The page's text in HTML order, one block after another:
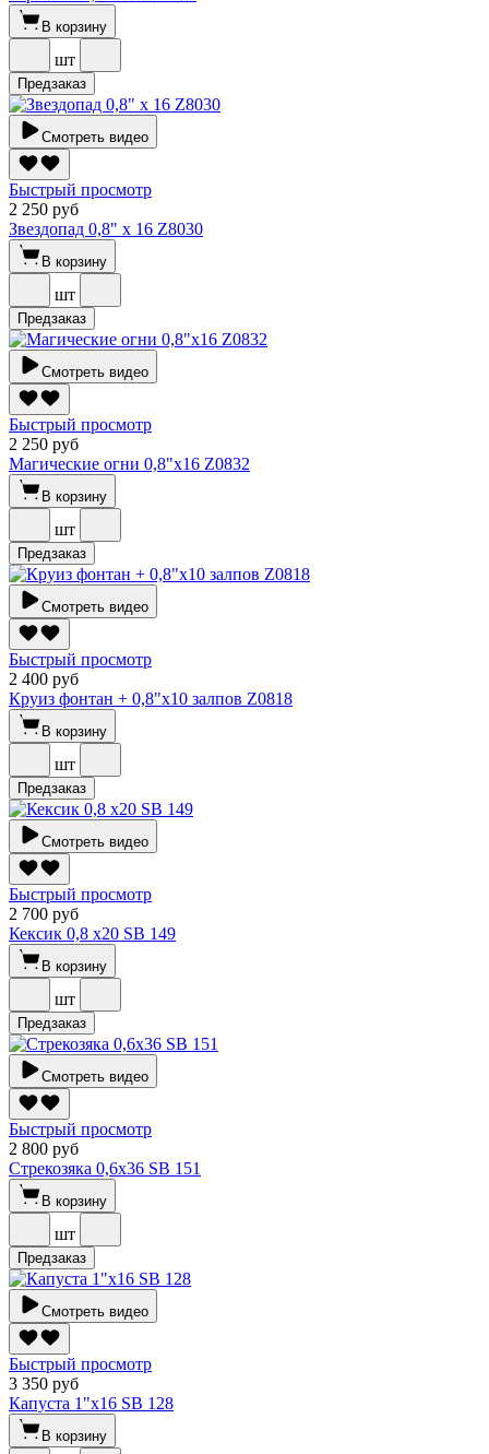
В корзину
шт
Предзаказ
Смотреть видео
Быстрый просмотр
2 250 руб
Звездопад 0,8" х 16 Z8030
В корзину
шт
Предзаказ
Смотреть видео
Быстрый просмотр
2 250 руб
Магические огни 0,8"х16 Z0832
В корзину
шт
Предзаказ
Смотреть видео
Быстрый просмотр
2 400 руб
Круиз фонтан + 0,8"х10 залпов Z0818
В корзину
шт
Предзаказ
Смотреть видео
Быстрый просмотр
2 700 руб
Кексик 0,8 х20 SВ 149
В корзину
шт
Предзаказ
Смотреть видео
Быстрый просмотр
2 800 руб
Стрекозяка 0,6х36 SВ 151
В корзину
шт
Предзаказ
Смотреть видео
Быстрый просмотр
3 350 руб
Капуста 1"х16 SВ 128
В корзину